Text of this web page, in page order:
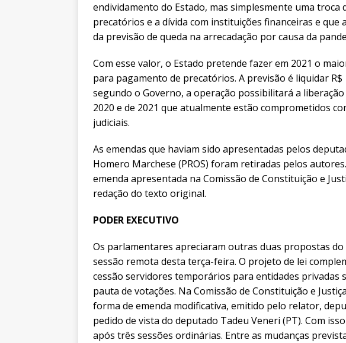
endividamento do Estado, mas simplesmente uma troca
precatórios e a dívida com instituições financeiras e que
da previsão de queda na arrecadação por causa da
Com esse valor, o Estado pretende fazer em 2021 o
para pagamento de precatórios. A previsão é liquidar
segundo o Governo, a operação possibilitará a
2020 e de 2021 que atualmente estão comprometidos
judiciais.
As emendas que haviam sido apresentadas pelos
Homero Marchese (PROS) foram retiradas pelos
emenda apresentada na Comissão de Constituição e
redação do texto original.
PODER EXECUTIVO
Os parlamentares apreciaram outras duas propostas
sessão remota desta terça-feira. O projeto de lei
cessão servidores temporários para entidades privadas
pauta de votações. Na Comissão de Constituição e
forma de emenda modificativa, emitido pelo relator,
pedido de vista do deputado Tadeu Veneri (PT). Com
após três sessões ordinárias. Entre as mudanças